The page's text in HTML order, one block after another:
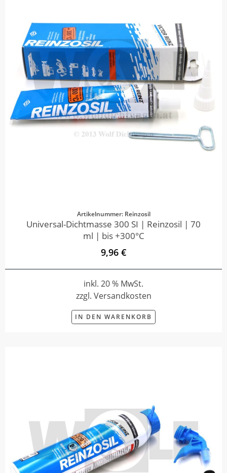
Artikelnummer: Reinzosil
Universal-Dichtmasse 300 SI | Reinzosil | 70
ml | bis +300°C
9,96 €
inkl. 20 % MwSt.
zzgl. Versandkosten
IN DEN WARENKORB